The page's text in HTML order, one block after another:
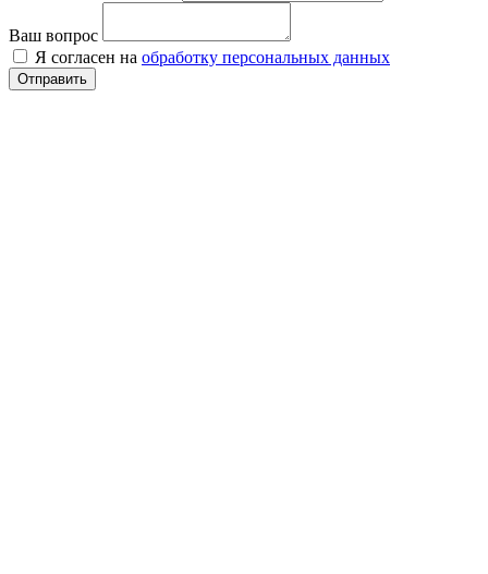
Ваш вопрос
Я согласен на обработку персональных данных
Отправить